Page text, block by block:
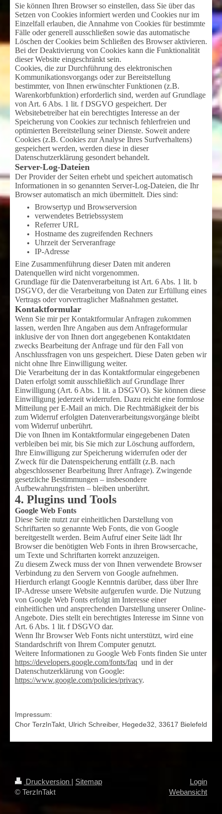
Sie können Ihren Browser so einstellen, dass Sie über das
Setzen von Cookies informiert werden und Cookies nur im
Einzelfall erlauben, die Annahme von Cookies für bestimmte
Fälle oder generell ausschließen sowie das automatische
Löschen der Cookies beim Schließen des Browser aktivieren.
Bei der Deaktivierung von Cookies kann die Funktionalität
dieser Website eingeschränkt sein.
Cookies, die zur Durchführung des elektronischen
Kommunikationsvorgangs oder zur Bereitstellung
bestimmter, von Ihnen erwünschter Funktionen (z.B.
Warenkorbfunktion) erforderlich sind, werden auf Grundlage
von Art. 6 Abs. 1 lit. f DSGVO gespeichert. Der
Websitebetreiber hat ein berechtigtes Interesse an der
Speicherung von Cookies zur technisch fehlerfreien und
optimierten Bereitstellung seiner Dienste. Soweit andere
Cookies (z.B. Cookies zur Analyse Ihres Surfverhaltens)
gespeichert werden, werden diese in dieser
Datenschutzerklärung gesondert behandelt.
Server-Log-Dateien
Der Provider der Seiten erhebt und speichert automatisch
Informationen in so genannten Server-Log-Dateien, die Ihr
Browser automatisch an mich übermittelt. Dies sind:
Browsertyp und Browserversion
verwendetes Betriebssystem
Referrer URL
Hostname des zugreifenden Rechners
Uhrzeit der Serveranfrage
IP-Adresse
Eine Zusammenführung dieser Daten mit anderen
Datenquellen wird nicht vorgenommen.
Grundlage für die Datenverarbeitung ist Art. 6 Abs. 1 lit. b
DSGVO, der die Verarbeitung von Daten zur Erfüllung eines
Vertrags oder vorvertraglicher Maßnahmen gestattet.
Kontaktformular
Wenn Sie mir per Kontaktformular Anfragen zukommen
lassen, werden Ihre Angaben aus dem Anfrageformular
inklusive der von Ihnen dort angegebenen Kontaktdaten
zwecks Bearbeitung der Anfrage und für den Fall von
Anschlussfragen von uns gespeichert. Diese Daten geben wir
nicht ohne Ihre Einwilligung weiter.
Die Verarbeitung der in das Kontaktformular eingegebenen
Daten erfolgt somit ausschließlich auf Grundlage Ihrer
Einwilligung (Art. 6 Abs. 1 lit. a DSGVO). Sie können diese
Einwilligung jederzeit widerrufen. Dazu reicht eine formlose
Mitteilung per E-Mail an mich. Die Rechtmäßigkeit der bis
zum Widerruf erfolgten Datenverarbeitungsvorgänge bleibt
vom Widerruf unberührt.
Die von Ihnen im Kontaktformular eingegebenen Daten
verbleiben bei mir, bis Sie mich zur Löschung auffordern,
Ihre Einwilligung zur Speicherung widerrufen oder der
Zweck für die Datenspeicherung entfällt (z.B. nach
abgeschlossener Bearbeitung Ihrer Anfrage). Zwingende
gesetzliche Bestimmungen – insbesondere
Aufbewahrungsfristen – bleiben unberührt.
4. Plugins und Tools
Google Web Fonts
Diese Seite nutzt zur einheitlichen Darstellung von
Schriftarten so genannte Web Fonts, die von Google
bereitgestellt werden. Beim Aufruf einer Seite lädt Ihr
Browser die benötigten Web Fonts in ihren Browsercache,
um Texte und Schriftarten korrekt anzuzeigen.
Zu diesem Zweck muss der von Ihnen verwendete Browser
Verbindung zu den Servern von Google aufnehmen.
Hierdurch erlangt Google Kenntnis darüber, dass über Ihre
IP-Adresse unsere Website aufgerufen wurde. Die Nutzung
von Google Web Fonts erfolgt im Interesse einer
einheitlichen und ansprechenden Darstellung unserer Online-
Angebote. Dies stellt ein berechtigtes Interesse im Sinne von
Art. 6 Abs. 1 lit. f DSGVO dar.
Wenn Ihr Browser Web Fonts nicht unterstützt, wird eine
Standardschrift von Ihrem Computer genutzt.
Weitere Informationen zu Google Web Fonts finden Sie unter
https://developers.google.com/fonts/faq und in der
Datenschutzerklärung von Google:
https://www.google.com/policies/privacy.
Impressum:
Chor TerzInTakt, Ulrich Schreiber, Hegede32, 33617 Bielefeld
Druckversion | Sitemap
© TerzInTakt
Login
Webansicht